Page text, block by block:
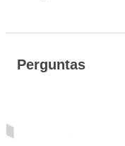
Perguntas